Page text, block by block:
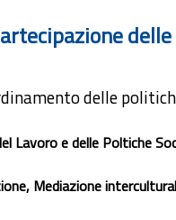
delle
Lavoro e delle Poltiche
Mediazione